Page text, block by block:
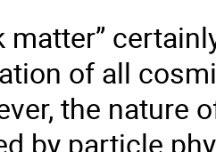
matter”
of all
the nature
by particle